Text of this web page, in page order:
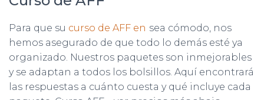
Para que su curso de AFF en sea cómodo, nos
hemos asegurado de que todo lo demás esté ya
organizado. Nuestros paquetes son inmejorables
y se adaptan a todos los bolsillos. Aquí encontrará
las respuestas a cuánto cuesta y qué incluye cada